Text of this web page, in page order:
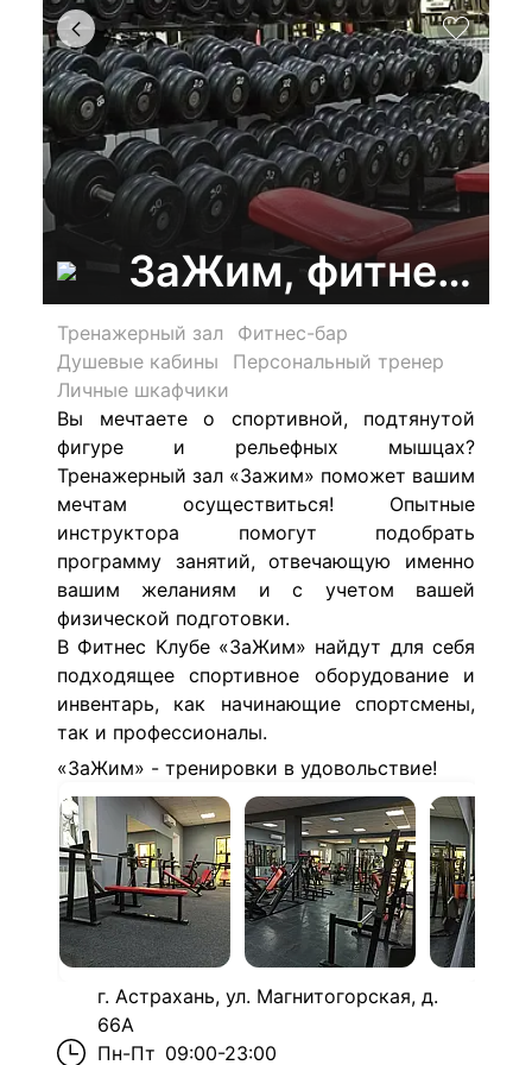
ЗаЖим, фитнес-
Тренажерный зал
Фитнес-бар
Душевые кабины
Персональный тренер
Личные шкафчики
Вы мечтаете о спортивной, подтянутой
фигуре и рельефных мышцах?
Тренажерный зал «Зажим» поможет вашим
мечтам осуществиться! Опытные
инструктора помогут подобрать
программу занятий, отвечающую именно
вашим желаниям и с учетом вашей
физической подготовки.
В Фитнес Клубе «ЗаЖим» найдут для себя
подходящее спортивное оборудование и
инвентарь, как начинающие спортсмены,
так и профессионалы.
«ЗаЖим» - тренировки в удовольствие!
г. Астрахань, ул. Магнитогорская, д.
66А
Пн-Пт 09:00-23:00